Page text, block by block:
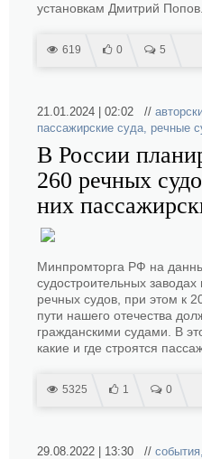
установкам Дмитрий Попов.
619 0 5
21.01.2024 | 02:02 //
пассажирские суда, речные
В России
260 речных
них
Минпромторга РФ на
судостроительных
речных судов, при этом к
пути нашего отечества
гражданскими судами. В
какие и где строятся
5325 1 0
29.08.2022 | 13:30 // события,